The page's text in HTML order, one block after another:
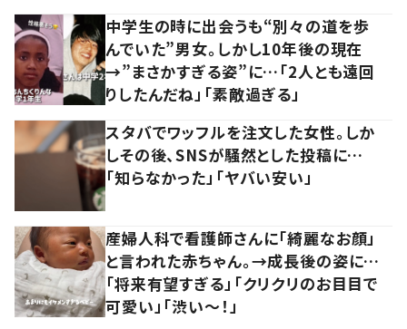
中学生の時に出会うも“別々の道を歩
んでいた”男女。しかし10年後の現在
→”まさかすぎる姿”に…「2人とも遠回
りしたんだね」「素敵過ぎる」
スタバでワッフルを注文した女性。しか
しその後、SNSが騒然とした投稿に…
「知らなかった」「ヤバい安い」
産婦人科で看護師さんに「綺麗なお顔」
と言われた赤ちゃん。→成長後の姿に…
「将来有望すぎる」「クリクリのお目目で
可愛い」「渋い～！」